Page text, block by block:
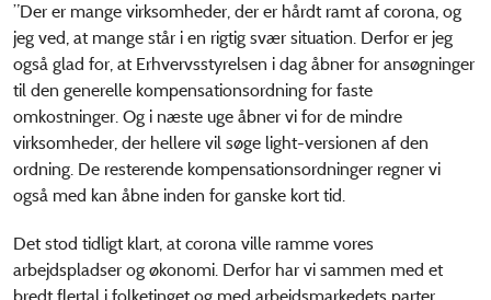
”Der er mange virksomheder, der er hårdt ramt af corona, og
jeg ved, at mange står i en rigtig svær situation. Derfor er jeg
også glad for, at Erhvervsstyrelsen i dag åbner for ansøgninger
til den generelle kompensationsordning for faste
omkostninger. Og i næste uge åbner vi for de mindre
virksomheder, der hellere vil søge light-versionen af den
ordning. De resterende kompensationsordninger regner vi
også med kan åbne inden for ganske kort tid.
Det stod tidligt klart, at corona ville ramme vores
arbejdspladser og økonomi. Derfor har vi sammen med et